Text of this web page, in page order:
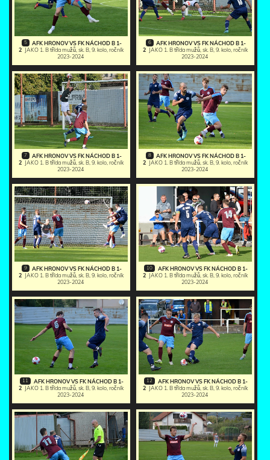
5
AFK HRONOV VS FK NÁCHOD B 1-
2 JAKO 1. B třída mužů, sk. B, 9. kolo, ročník
2023-2024
6
AFK HRONOV VS FK NÁCHOD B 1-
2 JAKO 1. B třída mužů, sk. B, 9. kolo, ročník
2023-2024
7
AFK HRONOV VS FK NÁCHOD B 1-
2 JAKO 1. B třída mužů, sk. B, 9. kolo, ročník
2023-2024
8
AFK HRONOV VS FK NÁCHOD B 1-
2 JAKO 1. B třída mužů, sk. B, 9. kolo, ročník
2023-2024
9
AFK HRONOV VS FK NÁCHOD B 1-
2 JAKO 1. B třída mužů, sk. B, 9. kolo, ročník
2023-2024
10
AFK HRONOV VS FK NÁCHOD B 1-
2 JAKO 1. B třída mužů, sk. B, 9. kolo, ročník
2023-2024
11
AFK HRONOV VS FK NÁCHOD B 1-
2 JAKO 1. B třída mužů, sk. B, 9. kolo, ročník
2023-2024
12
AFK HRONOV VS FK NÁCHOD B 1-
2 JAKO 1. B třída mužů, sk. B, 9. kolo, ročník
2023-2024